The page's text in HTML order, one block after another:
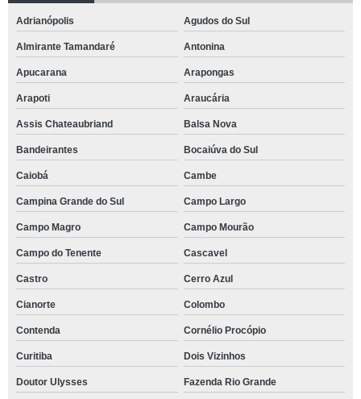
Adrianópolis Agudos do Sul
Almirante Tamandaré Antonina
Apucarana Arapongas
Arapoti Araucária
Assis Chateaubriand Balsa Nova
Bandeirantes Bocaiúva do Sul
Caiobá Cambe
Campina Grande do Sul Campo Largo
Campo Magro Campo Mourão
Campo do Tenente Cascavel
Castro Cerro Azul
Cianorte Colombo
Contenda Cornélio Procópio
Curitiba Dois Vizinhos
Doutor Ulysses Fazenda Rio Grande